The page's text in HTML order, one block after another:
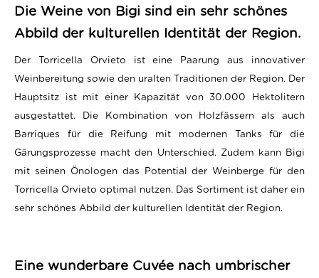
Die Weine von Bigi sind ein sehr schönes
Abbild der kulturellen Identität der Region.
Der Torricella Orvieto ist eine Paarung aus innovativer
Weinbereitung sowie den uralten Traditionen der Region. Der
Hauptsitz ist mit einer Kapazität von 30.000 Hektolitern
ausgestattet. Die Kombination von Holzfässern als auch
Barriques für die Reifung mit modernen Tanks für die
Gärungsprozesse macht den Unterschied. Zudem kann Bigi
mit seinen Önologen das Potential der Weinberge für den
Torricella Orvieto optimal nutzen. Das Sortiment ist daher ein
sehr schönes Abbild der kulturellen Identität der Region.
Eine wunderbare Cuvée nach umbrischer